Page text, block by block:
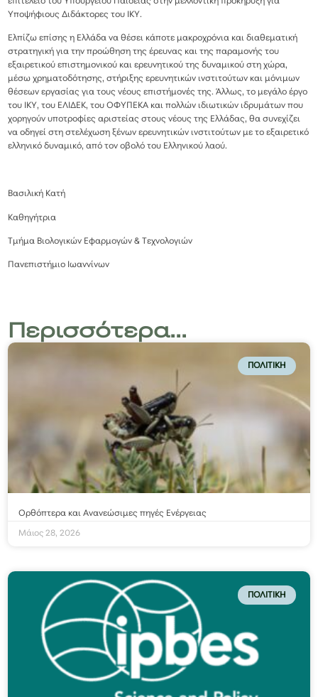
Υποψήφιους Διδάκτορες του ΙΚΥ.
Ελπίζω επίσης η Ελλάδα να θέσει κάποτε μακροχρόνια και διαθεματική
στρατηγική για την προώθηση της έρευνας και της παραμονής του
εξαιρετικού επιστημονικού και ερευνητικού της δυναμικού στη χώρα,
μέσω χρηματοδότησης, στήριξης ερευνητικών ινστιτούτων και μόνιμων
θέσεων εργασίας για τους νέους επιστήμονές της. Άλλως, το μεγάλο έργο
του ΙΚΥ, του ΕΛΙΔΕΚ, του ΟΦΥΠΕΚΑ και πολλών ιδιωτικών ιδρυμάτων που
χορηγούν υποτροφίες αριστείας στους νέους της Ελλάδας, θα συνεχίζει
να οδηγεί στη στελέχωση ξένων ερευνητικών ινστιτούτων με το εξαιρετικό
ελληνικό δυναμικό, από τον οβολό του Ελληνικού λαού.
Βασιλική Κατή
Καθηγήτρια
Τμήμα Βιολογικών Εφαρμογών & Τεχνολογιών
Πανεπιστήμιο Ιωαννίνων
Περισσότερα...
ΠΟΛΙΤΙΚΉ
Ορθόπτερα και Ανανεώσιμες πηγές Ενέργειας
Μάιος 28, 2026
ΠΟΛΙΤΙΚΉ